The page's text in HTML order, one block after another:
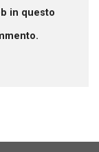
in questo